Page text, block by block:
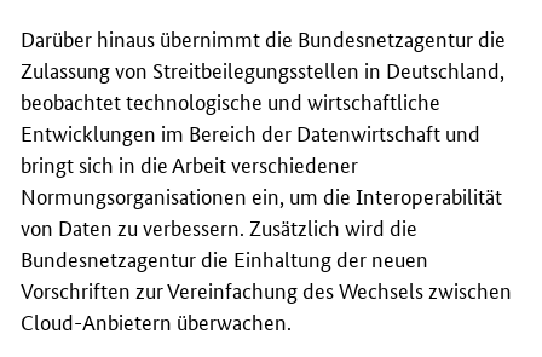
Darüber hinaus übernimmt die Bundesnetzagentur die
Zulassung von Streitbeilegungsstellen in Deutschland,
beobachtet technologische und wirtschaftliche
Entwicklungen im Bereich der Datenwirtschaft und
bringt sich in die Arbeit verschiedener
Normungsorganisationen ein, um die Interoperabilität
von Daten zu verbessern. Zusätzlich wird die
Bundesnetzagentur die Einhaltung der neuen
Vorschriften zur Vereinfachung des Wechsels zwischen
Cloud-Anbietern überwachen.